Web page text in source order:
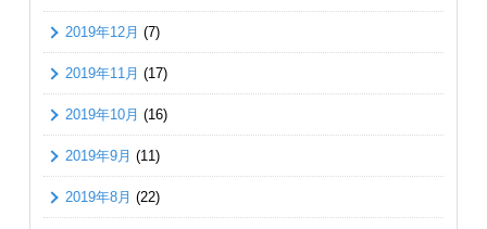
2019年12月 (7)
2019年11月 (17)
2019年10月 (16)
2019年9月 (11)
2019年8月 (22)